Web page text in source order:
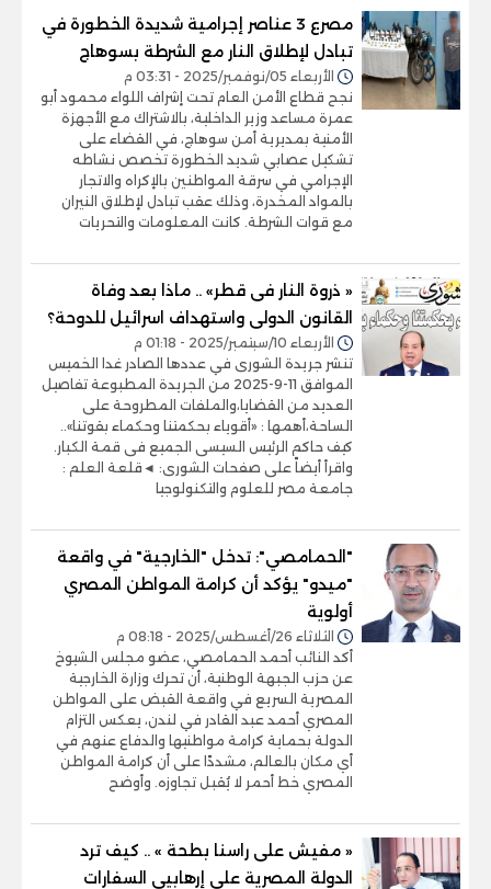
مصرع 3 عناصر إجرامية شديدة الخطورة في
تبادل لإطلاق النار مع الشرطة بسوهاج
الأربعاء 05/نوفمبر/2025 - 03:31 م
نجح قطاع الأمن العام تحت إشراف اللواء محمود أبو
عمرة مساعد وزير الداخلية، بالاشتراك مع الأجهزة
الأمنية بمديرية أمن سوهاج، في القضاء على
تشكيل عصابي شديد الخطورة تخصص نشاطه
الإجرامي في سرقة المواطنين بالإكراه والاتجار
بالمواد المخدرة، وذلك عقب تبادل لإطلاق النيران
مع قوات الشرطة. كانت المعلومات والتحريات
« ذروة النار فى قطر» .. ماذا بعد وفاة
القانون الدولى واستهداف اسرائيل للدوحة؟
الأربعاء 10/سبتمبر/2025 - 01:18 م
تنشر جريدة الشورى في عددها الصادر غدا الخميس
الموافق 11-9-2025 من الجريدة المطبوعة تفاصيل
العديد من القضايا،والملفات المطروحة على
الساحة،أهمها : «أقوياء بحكمتنا وحكماء بقوتنا»..
كيف حاكم الرئيس السيسى الجميع فى قمة الكبار.
واقرأ أيضاً على صفحات الشورى: ◄قلعة العلم :
جامعة مصر للعلوم والتكنولوجيا
"الحمامصي": تدخل "الخارجية" في واقعة
"ميدو" يؤكد أن كرامة المواطن المصري
أولوية
الثلاثاء 26/أغسطس/2025 - 08:18 م
أكد النائب أحمد الحمامصي، عضو مجلس الشيوخ
عن حزب الجبهة الوطنية، أن تحرك وزارة الخارجية
المصرية السريع في واقعة القبض على المواطن
المصري أحمد عبد القادر في لندن، يعكس التزام
الدولة بحماية كرامة مواطنيها والدفاع عنهم في
أي مكان بالعالم، مشددًا على أن كرامة المواطن
المصري خط أحمر لا يُقبل تجاوزه. وأوضح
« مفيش على راسنا بطحة » .. كيف ترد
الدولة المصرية على إرهابيي السفارات